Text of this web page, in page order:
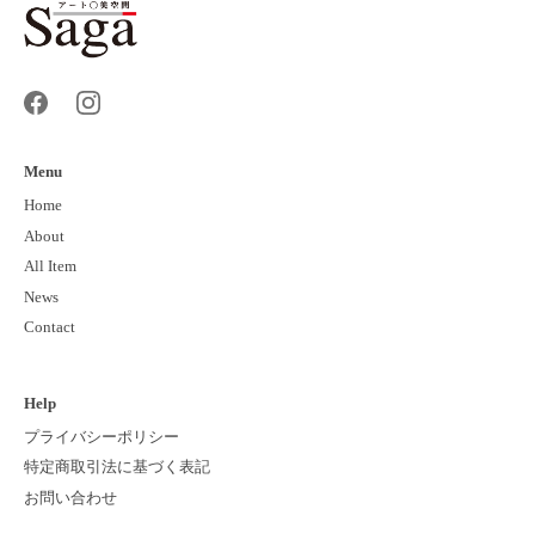
Menu
Home
About
All Item
News
Contact
Help
プライバシーポリシー
特定商取引法に基づく表記
お問い合わせ